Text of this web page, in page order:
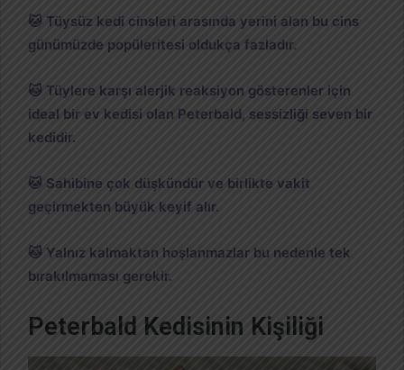
🐱 Tüysüz kedi cinsleri arasında yerini alan bu cins
günümüzde popüleritesi oldukça fazladır.
🐱 Tüylere karşı alerjik reaksiyon gösterenler için
ideal bir ev kedisi olan Peterbald, sessizliği seven bir
kedidir.
🐱 Sahibine çok düşkündür ve birlikte vakit
geçirmekten büyük keyif alır.
🐱 Yalnız kalmaktan hoşlanmazlar bu nedenle tek
bırakılmaması gerekir.
Peterbald Kedisinin Kişiliği